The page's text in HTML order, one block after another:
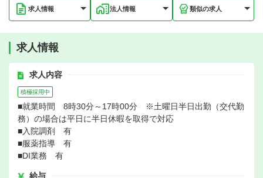
求人情報 法人情報 類似の求人
求人情報
求人内容
積極採用中
■就業時間 8時30分～17時00分 ※土曜日半日出勤（交代勤
務）の場合は平日に半日休暇を取得で対応
■入院調剤 有
■服薬指導 有
■DI業務 有
給与